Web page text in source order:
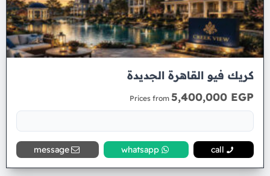
كريك فيو القاهرة الجديدة
Prices from 5,400,000 EGP
call
whatsapp
message